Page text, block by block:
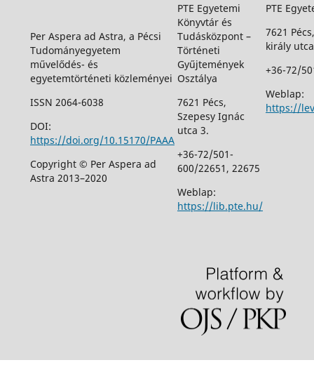
Per Aspera ad Astra, a Pécsi
Tudományegyetem
művelődés- és
egyetemtörténeti közleményei
ISSN 2064-6038
DOI:
https://doi.org/10.15170/PAAA
Copyright © Per Aspera ad
Astra 2013–2020
PTE Egyetemi
Könyvtár és
Tudásközpont –
Történeti
Gyűjtemények
Osztálya
7621 Pécs,
Szepesy Ignác
utca 3.
+36-72/501-
600/22651, 22675
Weblap:
https://lib.pte.hu/
PTE
7621
király
+36-72/
Weblap:
https://